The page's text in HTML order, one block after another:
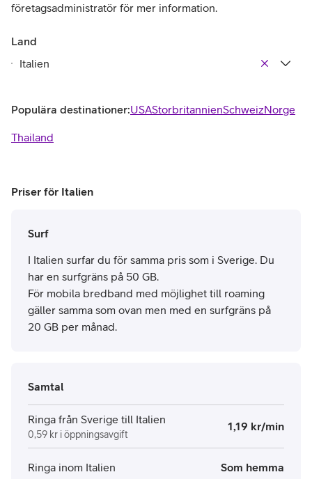
företagsadministratör för mer information.
Land
Populära destinationer:USAStorbritannienSchweizNorge
Thailand
Priser för Italien
Surf
I Italien surfar du för samma pris som i Sverige. Du
har en surfgräns på 50 GB.
För mobila bredband med möjlighet till roaming
gäller samma som ovan men med en surfgräns på
20 GB per månad.
Samtal
Ringa från Sverige till Italien
0,59 kr i öppningsavgift
1,19 kr/min
Ringa inom Italien Som hemma